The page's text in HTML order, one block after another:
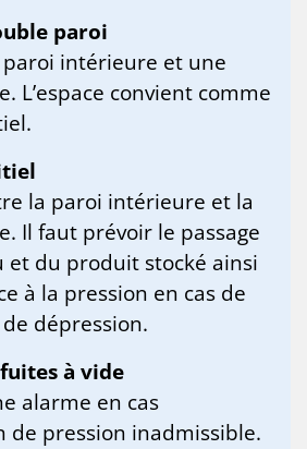
paroi
intérieure et une
L’espace convient comme
la paroi intérieure et la
Il faut prévoir le passage
et du produit stocké ainsi
à la pression en cas de
dépression.
à vide
alarme en cas
de pression inadmissible.